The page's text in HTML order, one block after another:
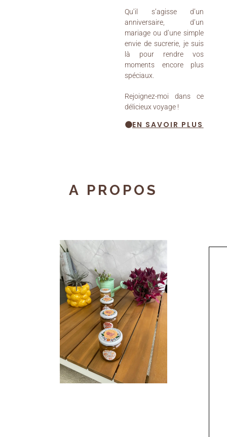
Qu’il s’agisse d’un
anniversaire, d’un
mariage ou d’une simple
envie de sucrerie, je suis
là pour rendre vos
moments encore plus
spéciaux.
Rejoignez-moi dans ce
délicieux voyage !
EN SAVOIR PLUS
A PROPOS